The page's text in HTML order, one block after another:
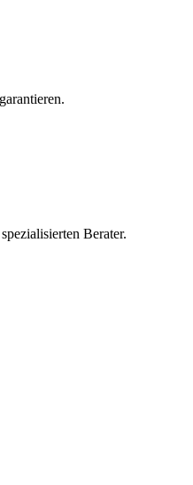
Berater.